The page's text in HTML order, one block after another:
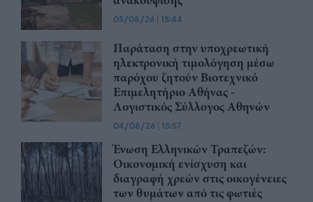
05/08/26 | 15:44
Παράταση στην υποχρεωτική
ηλεκτρονική τιμολόγηση μέσω
παρόχου ζητούν Βιοτεχνικό
Επιμελητήριο Αθήνας -
Λογιστικός Σύλλογος Αθηνών
04/08/26 | 15:57
Ένωση Ελληνικών Τραπεζών:
Οικονομική ενίσχυση και
διαγραφή χρεών στις οικογένειες
των θυμάτων από τις φωτιές